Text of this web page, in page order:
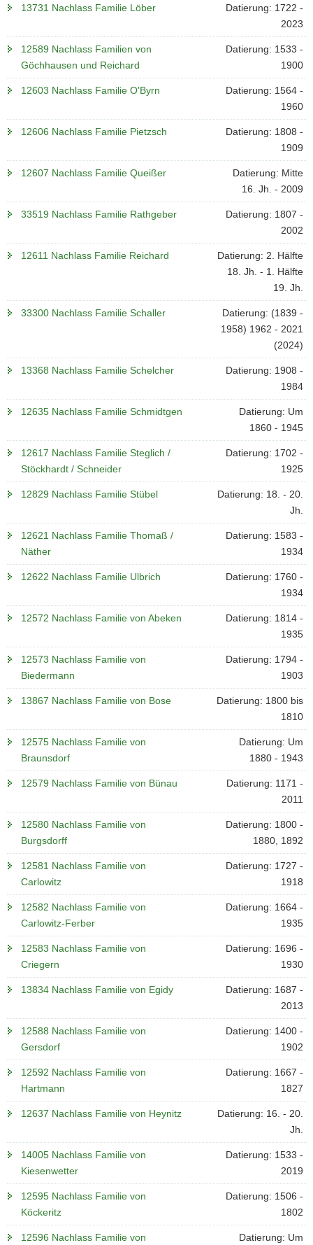
13731 Nachlass Familie Löber
Datierung: 1722 -
2023
12589 Nachlass Familien von
Göchhausen und Reichard
Datierung: 1533 -
1900
12603 Nachlass Familie O'Byrn
Datierung: 1564 -
1960
12606 Nachlass Familie Pietzsch
Datierung: 1808 -
1909
12607 Nachlass Familie Queißer
Datierung: Mitte
16. Jh. - 2009
33519 Nachlass Familie Rathgeber
Datierung: 1807 -
2002
12611 Nachlass Familie Reichard
Datierung: 2. Hälfte
18. Jh. - 1. Hälfte
19. Jh.
33300 Nachlass Familie Schaller
Datierung: (1839 -
1958) 1962 - 2021
(2024)
13368 Nachlass Familie Schelcher
Datierung: 1908 -
1984
12635 Nachlass Familie Schmidtgen
Datierung: Um
1860 - 1945
12617 Nachlass Familie Steglich /
Stöckhardt / Schneider
Datierung: 1702 -
1925
12829 Nachlass Familie Stübel
Datierung: 18. - 20.
Jh.
12621 Nachlass Familie Thomaß /
Näther
Datierung: 1583 -
1934
12622 Nachlass Familie Ulbrich
Datierung: 1760 -
1934
12572 Nachlass Familie von Abeken
Datierung: 1814 -
1935
12573 Nachlass Familie von
Biedermann
Datierung: 1794 -
1903
13867 Nachlass Familie von Bose
Datierung: 1800 bis
1810
12575 Nachlass Familie von
Braunsdorf
Datierung: Um
1880 - 1943
12579 Nachlass Familie von Bünau
Datierung: 1171 -
2011
12580 Nachlass Familie von
Burgsdorff
Datierung: 1800 -
1880, 1892
12581 Nachlass Familie von
Carlowitz
Datierung: 1727 -
1918
12582 Nachlass Familie von
Carlowitz-Ferber
Datierung: 1664 -
1935
12583 Nachlass Familie von
Criegern
Datierung: 1696 -
1930
13834 Nachlass Familie von Egidy
Datierung: 1687 -
2013
12588 Nachlass Familie von
Gersdorf
Datierung: 1400 -
1902
12592 Nachlass Familie von
Hartmann
Datierung: 1667 -
1827
12637 Nachlass Familie von Heynitz
Datierung: 16. - 20.
Jh.
14005 Nachlass Familie von
Kiesenwetter
Datierung: 1533 -
2019
12595 Nachlass Familie von
Köckeritz
Datierung: 1506 -
1802
12596 Nachlass Familie von
Datierung: Um